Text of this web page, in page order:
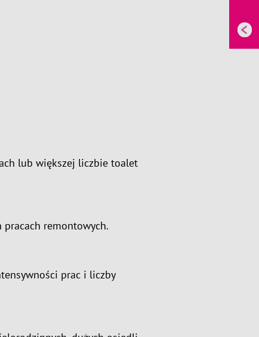
lub większej liczbie toalet
pracach remontowych.
prac i liczby